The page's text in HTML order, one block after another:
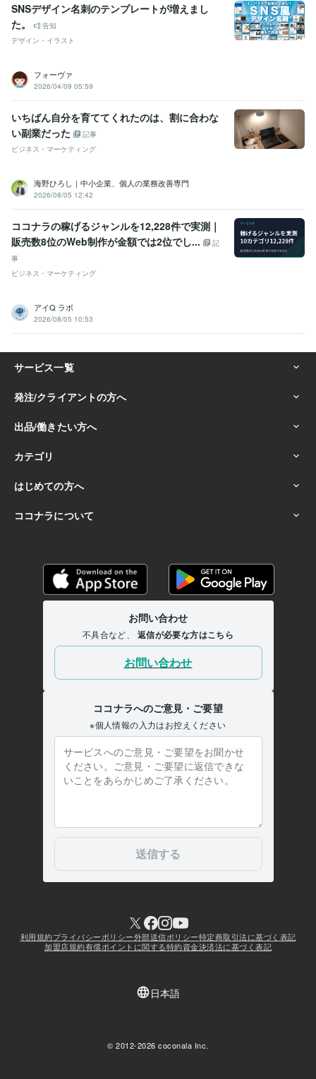
SNSデザイン名刺のテンプレートが増えまし
た。
告知
デザイン・イラスト
フォーヴァ
2026/04/09 05:59
いちばん自分を育ててくれたのは、割に合わな
い副業だった
記事
ビジネス・マーケティング
海野ひろし｜中小企業、個人の業務改善専門
2026/08/05 12:42
ココナラの稼げるジャンルを12,228件で実測｜
販売数8位のWeb制作が金額では2位でし...
記
事
ビジネス・マーケティング
アイQ ラボ
2026/08/05 10:53